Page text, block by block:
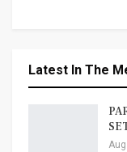
Latest In The